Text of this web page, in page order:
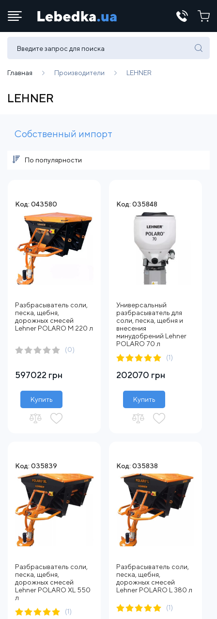
Телефоны:
(067) 430 82-15
Главная Производители LEHNER
LEHNER
Собственный импорт
По популярности
Код: 043580
Разбрасыватель соли,
песка, щебня,
дорожных смесей
Lehner POLARO M 220 л
(0)
597022 грн
Купить
Код: 035848
Универсальный
разбрасыватель для
соли, песка, щебня и
внесения
минудобрений Lehner
POLARO 70 л
(1)
202070 грн
Купить
Код: 035839
Разбрасыватель соли,
песка, щебня,
дорожных смесей
Lehner POLARO XL 550
л
(1)
Код: 035838
Разбрасыватель соли,
песка, щебня,
дорожных смесей
Lehner POLARO L 380 л
(1)